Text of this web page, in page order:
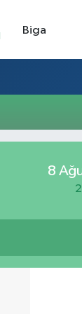
Biga
8